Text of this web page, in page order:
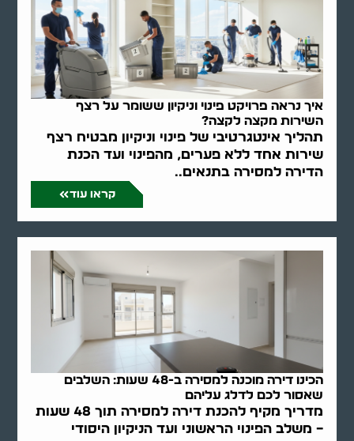
איך נראה פרויקט פינוי וניקיון ששומר על רצף
השירות מקצה לקצה?
תהליך אינטגרטיבי של פינוי וניקיון מבטיח רצף
שירות אחד ללא פערים, מהפינוי ועד הכנת
הדירה למסירה בתנאים..
קראו עוד
הכינו דירה מוכנה למסירה ב-48 שעות: השלבים
שאסור לכם לדלג עליהם
מדריך מקיף להכנת דירה למסירה תוך 48 שעות
– משלב הפינוי הראשוני ועד הניקיון היסודי